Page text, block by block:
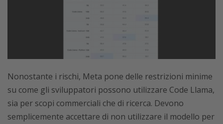
Nonostante i rischi, Meta pone delle restrizioni minime
su come gli sviluppatori possono utilizzare Code Llama,
sia per scopi commerciali che di ricerca. Devono
semplicemente accettare di non utilizzare il modello per